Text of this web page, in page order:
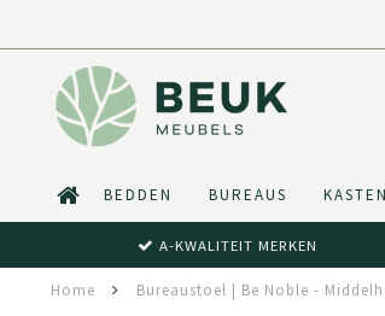
BEDDEN BUREAUS KASTEN
A-KWALITEIT MERKEN
Home Bureaustoel | Be Noble -